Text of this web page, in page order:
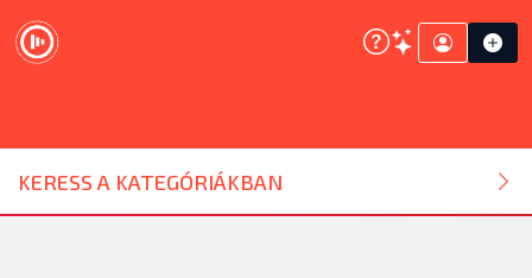
KERESS A KATEGÓRIÁKBAN
DJ ESZKÖZ
HANGTECHNIKA